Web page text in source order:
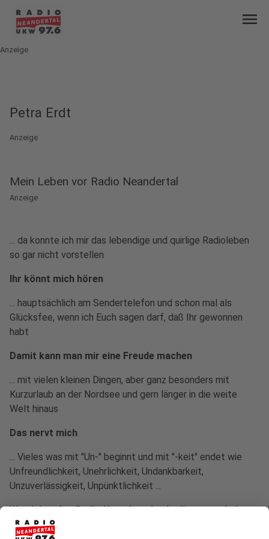
menu
Anzeige
Petra Erdt
Anzeige
Mein Leben vor Radio Neandertal
Anzeige
... da konnte ich mir das lebendige und quirlige Radioleben
so gar nicht vorstellen
Ihr könnt mich hören
... hauptsächlich am Sendertelefon und schon mal als
Glücksfee, wenn ich Euch sagen darf, daß Ihr gewonnen
habt
Damit kann man mir eine Freude machen
... mit vielen kleinen Dingen, aber ganz besonders mit
Kurzurlaub an der Nordsee und gern länger in die weite
Welt hinaus
Das nervt mich
... Vieles was mit "Un-" beginnt und mit "-keit" endet wie
Unfreundlichkeit, Unehrlichkeit, Undankbarkeit,
Unzuverlässigkeit, Unpünktlichkeit ...
Was ich außer Radio Neandertal unbedingt zum Leben
brauche